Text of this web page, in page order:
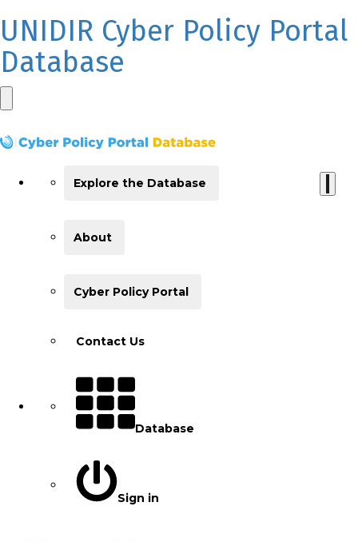
UNIDIR Cyber Policy Portal
Database
Explore the Database
About
Cyber Policy Portal
Contact Us
Database
Sign in